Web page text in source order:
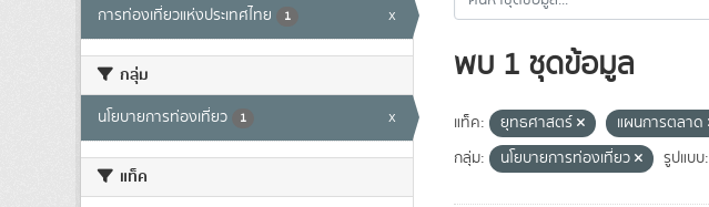
การท่องเที่ยวแห่งประเทศไทย 1 x
กลุ่ม
นโยบายการท่องเที่ยว 1 x
แท็ค
พบ 1 ชุดข้อมูล
แท็ค: ยุทธศาสตร์ แผนการตลาด
กลุ่ม:
นโยบายการท่องเที่ยว รูปแบบ: